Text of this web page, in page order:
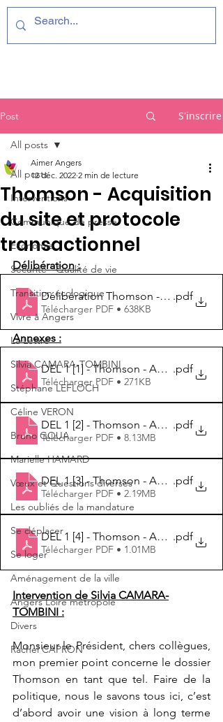
Post S'inscrire
All posts
Interventions
Communiqué de presse
Economie
Sécurité - Qualité de vie
Transition écologique
Vivre à Angers
La Lettre
Silvia CAMARA-TOMBINI
Stéphane LEFLOCH
Céline VERON
Bruno GOUA
Marielle HAMARD
Vœux et Questions diverses
Les oubliés de la mandature
Se déplacer
Se loger
Aménagement de la ville
Angers Loire métropole
Divers
Rachel CAPRON
All posts
Thomson - Acquisition
du site et protocole
transactionnel
Aimer Angers
12 déc. 2022 2 min de lecture
Délibération :
Délibération Thomson - .pdf
Télécharger PDF • 638KB
Annexes :
DEL 1 [1] - Thomson - Acquisition
.pdf
Télécharger PDF • 271KB
DEL 1 [2] - Thomson - Acquisition
.pdf
Télécharger PDF • 8.13MB
DEL 1 [3] - Thomson - Acquisition
.pdf
Télécharger PDF • 2.19MB
DEL 1 [4] - Thomson - Acquisition
.pdf
Télécharger PDF • 1.01MB
Intervention de Silvia CAMARA-
TOMBINI :
Monsieur le Président, chers collègues,
mon premier point concerne le dossier
Thomson en tant que tel. Faire de la
politique, nous le savons tous ici, c’est
d’abord avoir une vision à long terme